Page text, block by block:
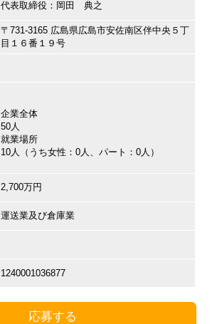
代表取締役：岡田 典之
〒731-3165 広島県広島市安佐南区伴中央５丁
目１６番１９号
企業全体
50人
就業場所
10人（うち女性：0人、パート：0人）
2,700万円
運送業及び倉庫業
1240001036877
応募する